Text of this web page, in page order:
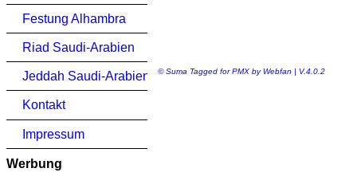
Festung Alhambra
Riad Saudi-Arabien
Jeddah Saudi-Arabien
Kontakt
Impressum
Werbung
© Suma Tagged for PMX by Webfan | V.4.0.2